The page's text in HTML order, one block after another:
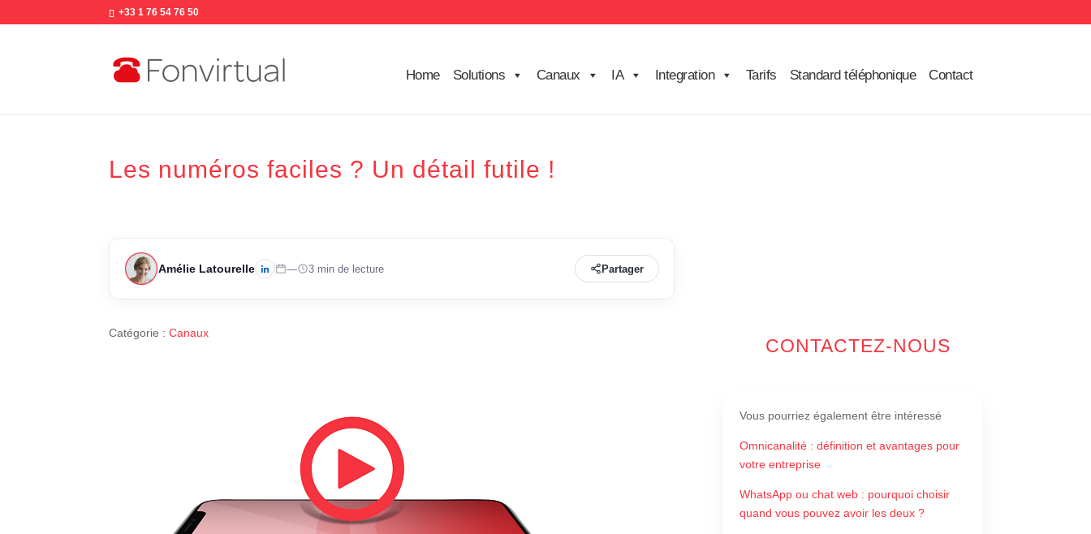
+33 1 76 54 76 50
Home Solutions Canaux IA Integration Tarifs Standard téléphonique Contact
Les numéros faciles ? Un détail futile !
Amélie Latourelle — 3 min de lecture Partager
Catégorie :Canaux
CONTACTEZ-NOUS
Vous pourriez également être intéressé
Omnicanalité : définition et avantages pour
votre entreprise
WhatsApp ou chat web : pourquoi choisir
quand vous pouvez avoir les deux ?